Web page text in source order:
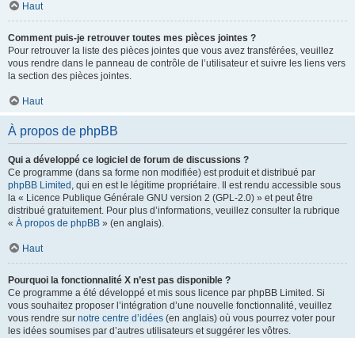
Haut
Comment puis-je retrouver toutes mes pièces jointes ?
Pour retrouver la liste des pièces jointes que vous avez transférées, veuillez
vous rendre dans le panneau de contrôle de l’utilisateur et suivre les liens vers
la section des pièces jointes.
Haut
À propos de phpBB
Qui a développé ce logiciel de forum de discussions ?
Ce programme (dans sa forme non modifiée) est produit et distribué par
phpBB Limited , qui en est le légitime propriétaire. Il est rendu accessible sous
la « Licence Publique Générale GNU version 2 (GPL-2.0) » et peut être
distribué gratuitement. Pour plus d’informations, veuillez consulter la rubrique
« À propos de phpBB » (en anglais).
Haut
Pourquoi la fonctionnalité X n’est pas disponible ?
Ce programme a été développé et mis sous licence par phpBB Limited. Si
vous souhaitez proposer l’intégration d’une nouvelle fonctionnalité, veuillez
vous rendre sur notre centre d’idées (en anglais) où vous pourrez voter pour
les idées soumises par d’autres utilisateurs et suggérer les vôtres.